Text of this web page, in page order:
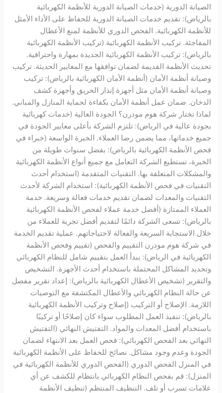
الصيانة الدورية (خدمات الصيانة الدورية للأنظمة الكهربائية
بالرياض): تقديم خدمات الصيانة الدورية للحفاظ على الأداء الأمثل
للأنظمة الكهربائية. الفحص الدوري للأنظمة لمنع الأعطال
المفاجئة. تركيب الأنظمة الكهربائية (تركيب الأنظمة الكهربائية
بالرياض): تركيب الأنظمة الكهربائية الجديدة بمهارة واحترافية.
تحديث الأنظمة القديمة لضمان توافقها مع المعايير الحديثة. تركيب
وصيانة أنظمة الأمان (أنظمة الأمان الكهربائية بالرياض): تركيب
وصيانة أنظمة الأمان مثل أجهزة إنذار الحريق وأجهزة كشف
الدخان. ضمان عمل أنظمة الأمان بكفاءة لحماية المنازل والمباني.
لماذا تختار شركة هوم مودرن؟ الجودة العالية (خدمات كهربائية
بجودة عالية في الرياض): تلتزم الشركة بأعلى معايير الجودة في
جميع خدماتها، مما يضمن رضا العملاء. الخبرة الواسعة (خبراء في
فحص الأنظمة الكهربائية بالرياض): بفضل سنوات طويلة من
الخبرة، تستطيع الشركة التعامل مع جميع أنواع الأنظمة الكهربائية
والمشكلات المتعلقة بها. التقنيات المتقدمة (استخدام أحدث
التقنيات في فحص الأنظمة الكهربائية): استخدام الشركة لأحدث
التقنيات والمعدات لضمان تقديم خدمات فعالة وسريعة. خدمة
العملاء الممتازة (أفضل خدمة عملاء لفحص الأنظمة الكهربائية
بالرياض): تسعى الشركة دائمًا لتقديم أفضل تجربة للعملاء من
خلال الاستجابة السريعة والفعالة لاحتياجاتهم. عملية تقديم الخدمة
في شركة هوم مودرن التقييم والفحص (تقييم وفحص الأنظمة
الكهربائية في الرياض): يبدأ العمل بتقييم شامل للنظام الكهربائي
وتحديد المشاكل المحتملة باستخدام أحدث الأجهزة. التشخيص
والتقرير (تشخيص الأعطال الكهربائية بالرياض): إعداد تقرير مفصل
عن حالة النظام الكهربائي والأعطال المكتشفة مع التوصيات
اللازمة. الإصلاح أو التركيب (إصلاح وتركيب الأنظمة الكهربائية
بالرياض): تنفيذ العمل المطلوب سواء كان إصلاحًا أو تركيبًا
باستخدام أفضل المعدات والمواد. التفتيش النهائي (التفتيش
النهائي بعد الفحص الكهربائي): فحص العمل بعد الانتهاء لضمان
الجودة وعدم وجود مشاكل. نصائح للحفاظ على الأنظمة الكهربائية
في المنزل الفحص الدوري (الفحص الدوري للأنظمة الكهربائية في
المنزل): قم بفحص النظام الكهربائي بانتظام للكشف عن أي
علامات تسرب أو تلف. التنظيف المنتظم (تنظيف الأنظمة